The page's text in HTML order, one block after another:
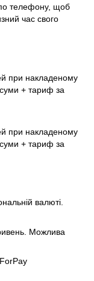
телефону, щоб
час свого
при накладеному
суми + тариф за
при накладеному
суми + тариф за
валюті.
Можлива